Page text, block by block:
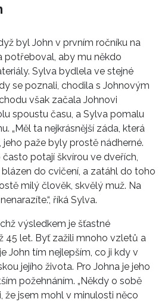
byl John v prvním ročníku na
potřeboval, aby mu někdo
Sylva bydlela ve stejné
se poznali, chodila s Johnovým
však začala Johnovi
spoustu času, a Sylva pomalu
„Měl ta nejkrásnější záda, která
paže byly prostě nádherné.
potají škvírou ve dveřích,
do cvičení, a zatáhl do toho
milý člověk, skvělý muž. Na
říká Sylva.
výsledkem je šťastné
45 let. Byť zažili mnoho vzletů a
John tím nejlepším, co ji kdy v
jejího života. Pro Johna je jeho
požehnáním. „Někdy o sobě
že jsem mohl v minulosti něco